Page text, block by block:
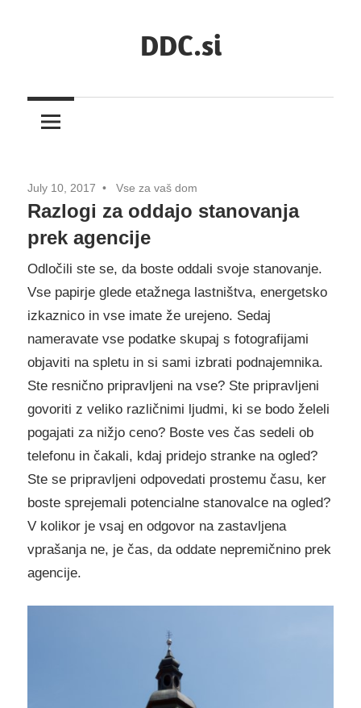
DDC.si
July 10, 2017 Vse za vaš dom
Razlogi za oddajo stanovanja
prek agencije
Odločili ste se, da boste oddali svoje stanovanje.
Vse papirje glede etažnega lastništva, energetsko
izkaznico in vse imate že urejeno. Sedaj
nameravate vse podatke skupaj s fotografijami
objaviti na spletu in si sami izbrati podnajemnika.
Ste resnično pripravljeni na vse? Ste pripravljeni
govoriti z veliko različnimi ljudmi, ki se bodo želeli
pogajati za nižjo ceno? Boste ves čas sedeli ob
telefonu in čakali, kdaj pridejo stranke na ogled?
Ste se pripravljeni odpovedati prostemu času, ker
boste sprejemali potencialne stanovalce na ogled?
V kolikor je vsaj en odgovor na zastavljena
vprašanja ne, je čas, da oddate nepremičnino prek
agencije.